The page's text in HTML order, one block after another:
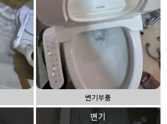
변기부품
변기